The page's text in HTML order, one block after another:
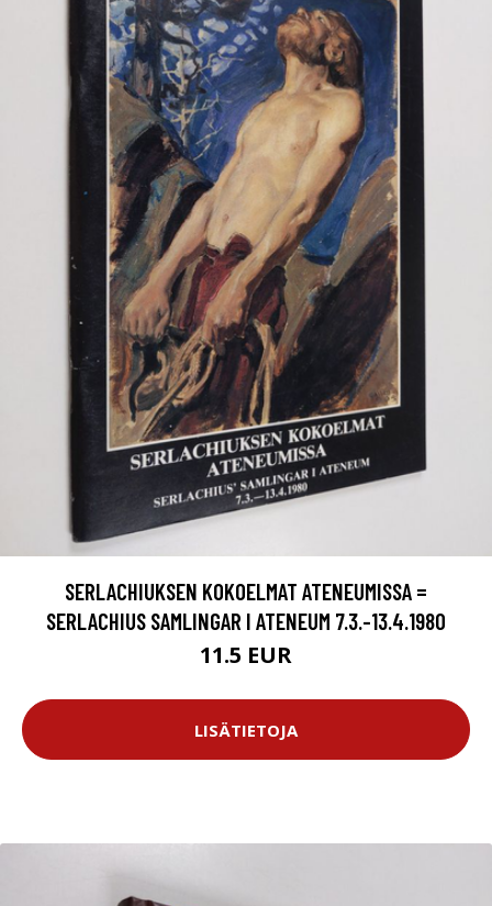
SERLACHIUKSEN KOKOELMAT ATENEUMISSA =
SERLACHIUS SAMLINGAR I ATENEUM 7.3.-13.4.1980
11.5 EUR
LISÄTIETOJA